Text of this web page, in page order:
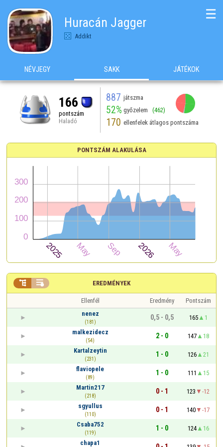
Huracán Jagger
Addikt
☰
NÉVJEGY SAKK JÁTÉKOK
166
pontszám
Haladó
887 játszma
52% győzelem (462)
170 ellenfelek átlagos pontszáma
PONTSZÁM ALAKULÁSA
EREDMÉNYEK
 
Ellenfél Eredmény
Pontszám
nenez
(181)
0,5 - 0,5 165
1
malkezidecz
(54)
2 - 0 147
18
Kartalzeytin
(231)
1 - 0 126
21
flaviopele
(89)
1 - 0 111
15
Martin217
(218)
0 - 1 123
-12
sgyullus
(110)
0 - 1 140
-17
Csaba752
(119)
1 - 0 124
16
chapa1